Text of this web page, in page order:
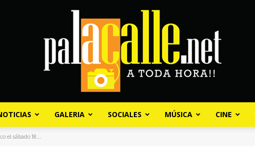
GALERIA SOCIALES MÚSICA CINE
el sábado 18...